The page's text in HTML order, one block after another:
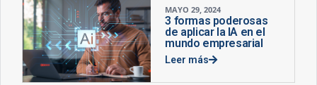
MAYO 29, 2024
3 formas poderosas
de aplicar la IA en el
mundo empresarial
Leer más